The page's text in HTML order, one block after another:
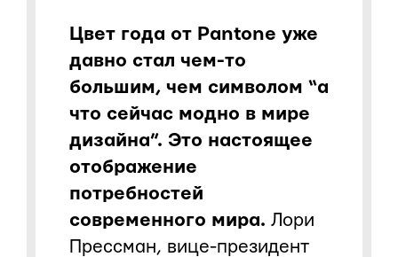
Цвет года от Pantone уже
давно стал чем-то
большим, чем символом “а
что сейчас модно в мире
дизайна”. Это настоящее
отображение
потребностей
современного мира. Лори
Прессман, вице-президент